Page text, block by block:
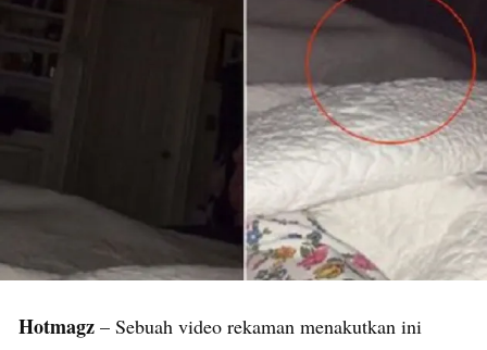
Hotmagz – Sebuah video rekaman menakutkan ini